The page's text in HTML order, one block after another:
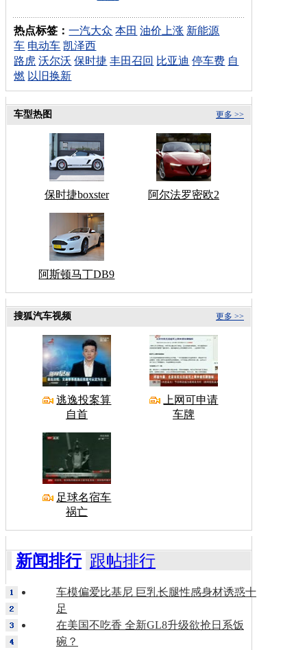
热点标签：一汽大众 本田 油价上涨 新能源
车 电动车 凯泽西
路虎 沃尔沃 保时捷 丰田召回 比亚迪 停车费 自
燃 以旧换新
更多 >>
车型热图
保时捷boxster 阿尔法罗密欧2
阿斯顿马丁DB9
更多 >>
搜狐汽车视频
逃逸投案算
自首
上网可申请
车牌
足球名宿车
祸亡
新闻排行 跟帖排行
车模偏爱比基尼 巨乳长腿性感身材诱惑十
足
在美国不吃香 全新GL8升级欲抢日系饭
碗？